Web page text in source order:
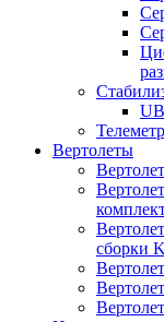
Вертолеты
сборки